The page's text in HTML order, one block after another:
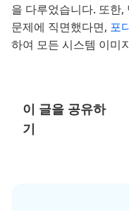
을 다루었습니다. 또한
문제에 직면했다면, 포
하여 모든 시스템 이미
이 글을 공유하
기